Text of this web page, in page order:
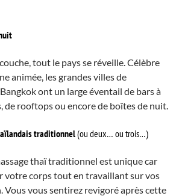
tout le pays se réveille. Célèbre
animée, les grandes villes de
ont un large éventail de bars à
de rooftops ou encore de boîtes de nuit.
traditionnel(ou deux… ou trois…)
thaï traditionnel est unique car
votre corps tout en travaillant sur vos
Vous vous sentirez revigoré après cette